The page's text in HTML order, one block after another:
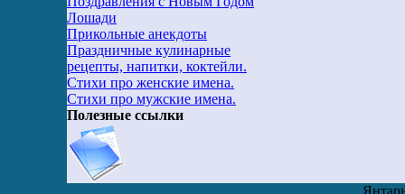
Лошади
Прикольные анекдоты
Праздничные кулинарные
рецепты, напитки, коктейли.
Стихи про женские имена.
Стихи про мужские имена.
Полезные ссылки